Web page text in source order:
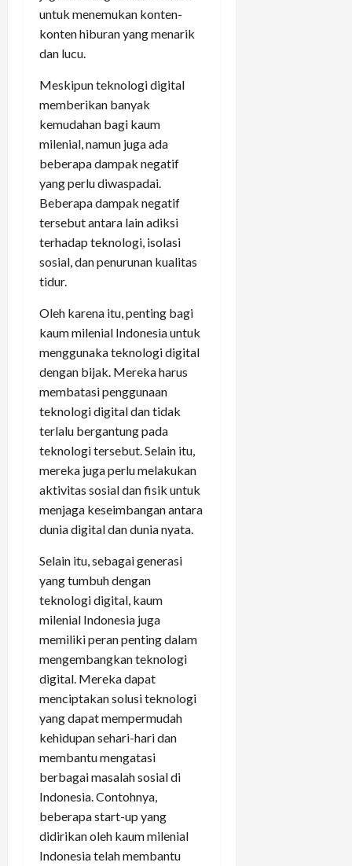
untuk menemukan konten-
konten hiburan yang menarik
dan lucu.
Meskipun teknologi digital
memberikan banyak
kemudahan bagi kaum
milenial, namun juga ada
beberapa dampak negatif
yang perlu diwaspadai.
Beberapa dampak negatif
tersebut antara lain adiksi
terhadap teknologi, isolasi
sosial, dan penurunan kualitas
tidur.
Oleh karena itu, penting bagi
kaum milenial Indonesia untuk
menggunaka teknologi digital
dengan bijak. Mereka harus
membatasi penggunaan
teknologi digital dan tidak
terlalu bergantung pada
teknologi tersebut. Selain itu,
mereka juga perlu melakukan
aktivitas sosial dan fisik untuk
menjaga keseimbangan antara
dunia digital dan dunia nyata.
Selain itu, sebagai generasi
yang tumbuh dengan
teknologi digital, kaum
milenial Indonesia juga
memiliki peran penting dalam
mengembangkan teknologi
digital. Mereka dapat
menciptakan solusi teknologi
yang dapat mempermudah
kehidupan sehari-hari dan
membantu mengatasi
berbagai masalah sosial di
Indonesia. Contohnya,
beberapa start-up yang
didirikan oleh kaum milenial
Indonesia telah membantu